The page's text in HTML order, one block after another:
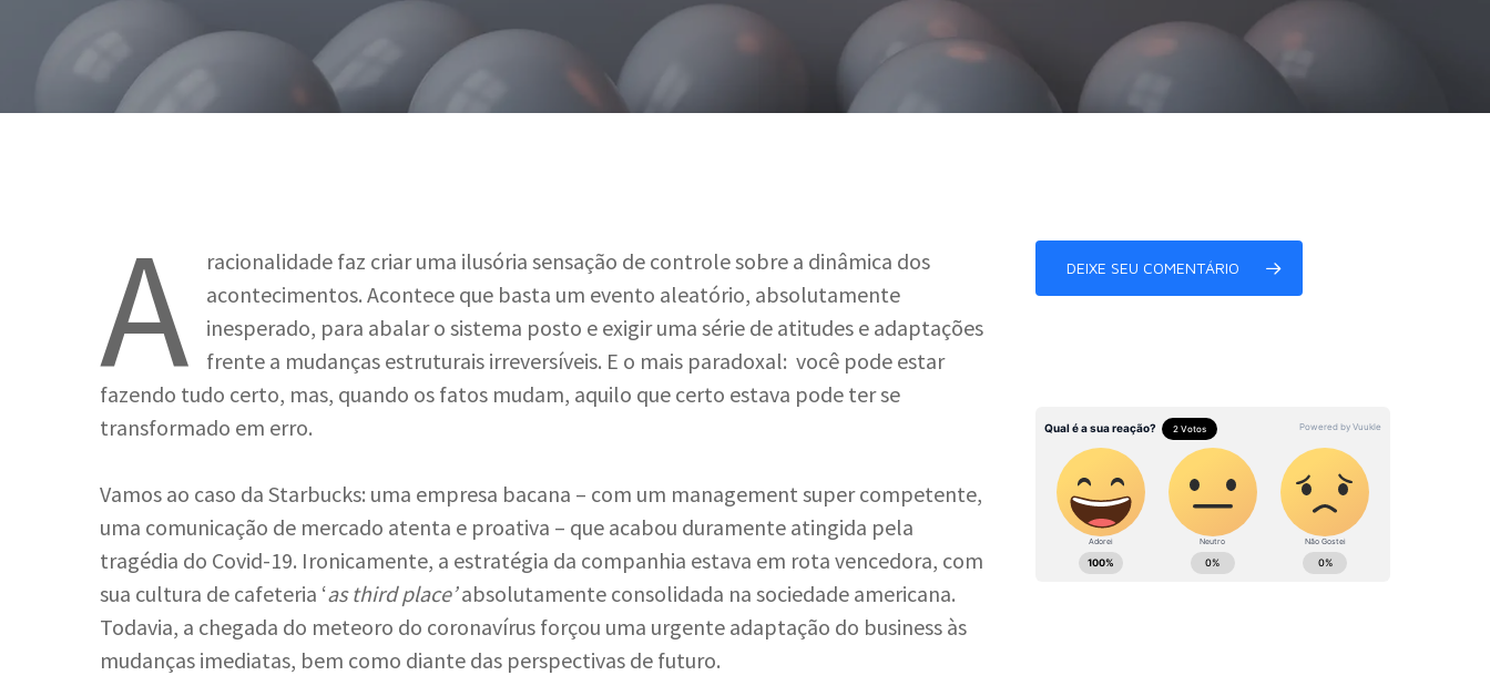
Hit enter to search or ESC to close
PorSebastião Ventura
A
racionalidade faz criar uma ilusória sensação de controle sobre a dinâmica dos
acontecimentos. Acontece que basta um evento aleatório, absolutamente
inesperado, para abalar o sistema posto e exigir uma série de atitudes e adaptações
frente a mudanças estruturais irreversíveis. E o mais paradoxal: você pode estar
fazendo tudo certo, mas, quando os fatos mudam, aquilo que certo estava pode ter se
transformado em erro.
Vamos ao caso da Starbucks: uma empresa bacana – com um management super competente,
uma comunicação de mercado atenta e proativa – que acabou duramente atingida pela
tragédia do Covid-19. Ironicamente, a estratégia da companhia estava em rota vencedora, com
sua cultura de cafeteria ‘as third place’absolutamente consolidada na sociedade americana.
Todavia, a chegada do meteoro do coronavírus forçou uma urgente adaptação do business às
mudanças imediatas, bem como diante das perspectivas de futuro.
DEIXE SEU COMENTÁRIO